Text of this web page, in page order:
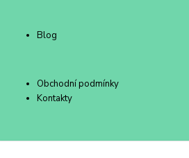
Blog
Obchodní podmínky
Kontakty